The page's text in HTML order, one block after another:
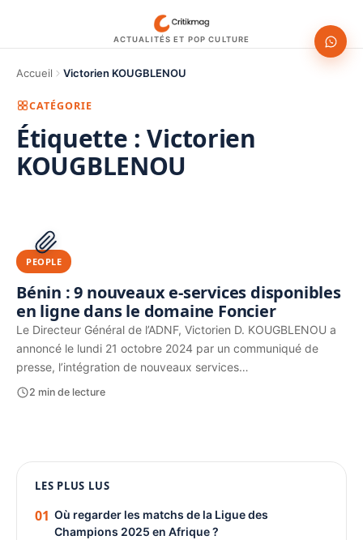
ACTUALITÉS ET POP CULTURE
Accueil Victorien KOUGBLENOU
CATÉGORIE
Étiquette :Victorien
KOUGBLENOU
PUBLICITÉ
PEOPLE
Bénin : 9 nouveaux e-services disponibles
en ligne dans le domaine Foncier
Le Directeur Général de l’ADNF, Victorien D. KOUGBLENOU a
annoncé le lundi 21 octobre 2024 par un communiqué de
presse, l’intégration de nouveaux services…
2 min de lecture
PUBLICITÉ
LES PLUS LUS
01 Où regarder les matchs de la Ligue des
Champions 2025 en Afrique ?